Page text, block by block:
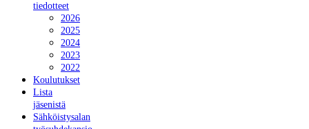
tiedotteet
2026
2025
2024
2023
2022
Koulutukset
Lista
jäsenistä
Sähköistysalan